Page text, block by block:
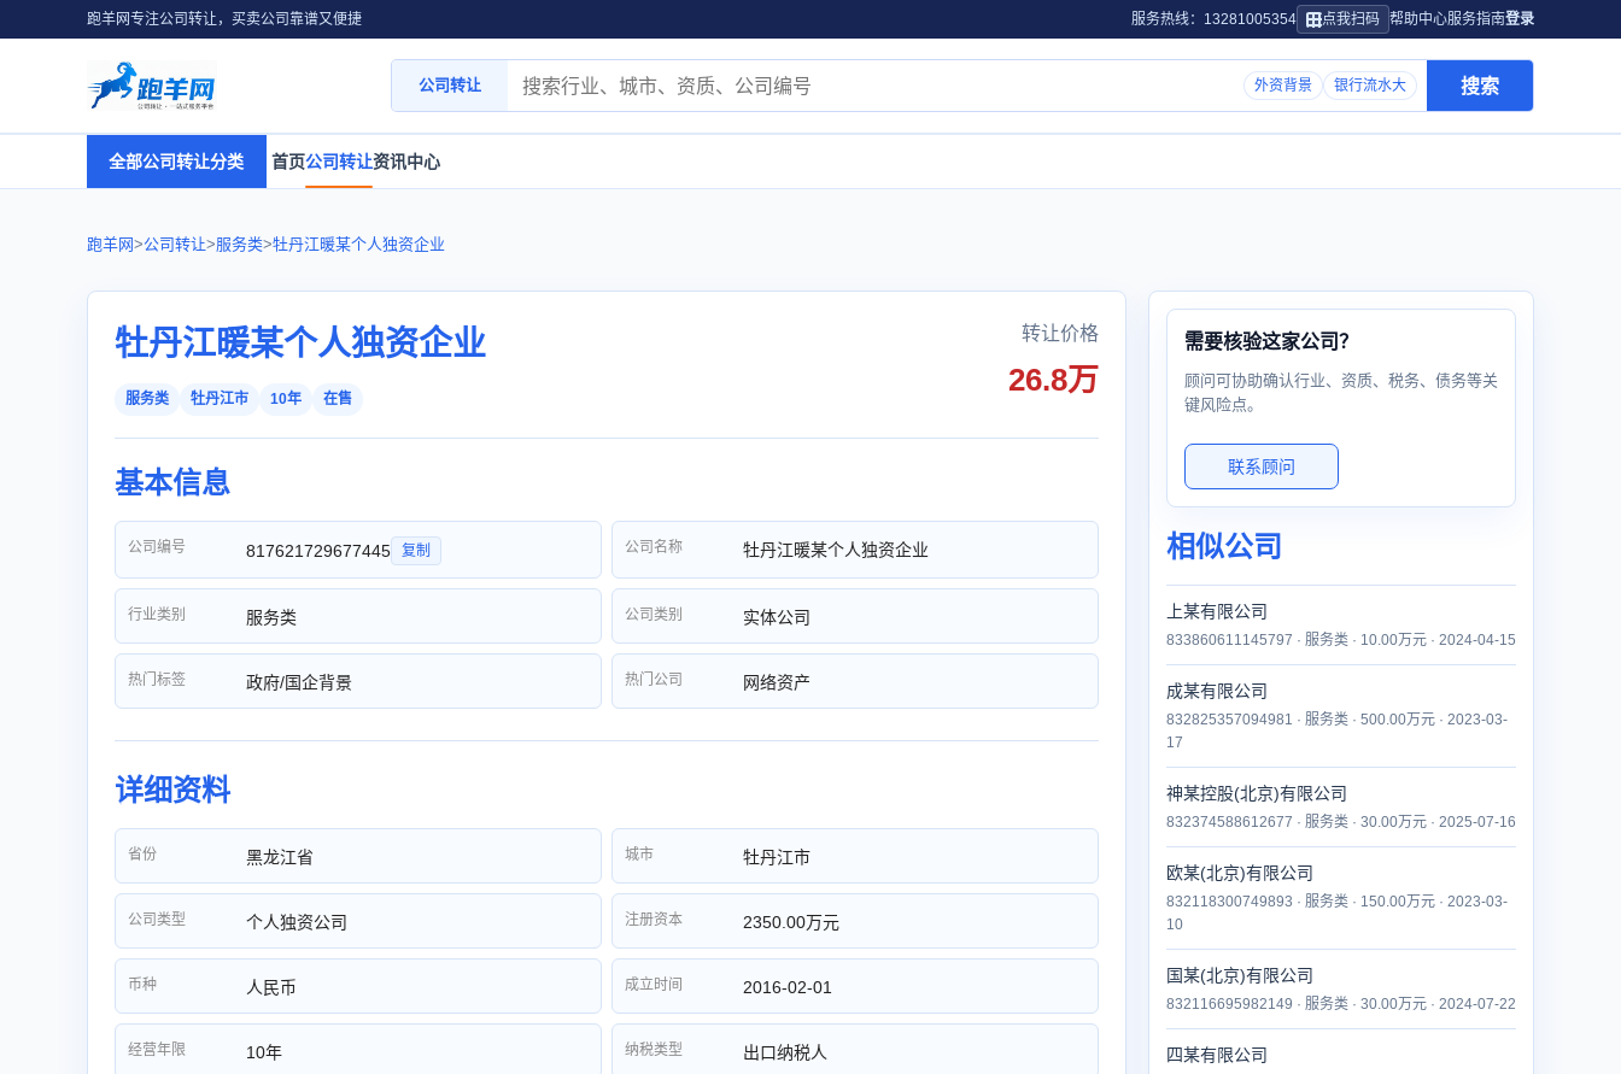
跑羊网专注公司转让，买卖公司靠谱又便捷 服务热线：13281005354 点我扫码 帮助中心服务指南登录
公司转让 外资背景 银行流水大 搜索
全部公司转让分类 首页公司转让资讯中心
跑羊网>公司转让>服务类>牡丹江暖某个人独资企业
牡丹江暖某个人独资企业
服务类 牡丹江市 10年 在售
转让价格
26.8万
基本信息
公司编号 817621729677445 复制 公司名称 牡丹江暖某个人独资企业
行业类别 服务类 公司类别 实体公司
热门标签 政府/国企背景 热门公司 网络资产
详细资料
省份 黑龙江省 城市 牡丹江市
公司类型 个人独资公司 注册资本 2350.00万元
币种 人民币 成立时间 2016-02-01
经营年限 10年 纳税类型 出口纳税人
需要核验这家公司？
顾问可协助确认行业、资质、税务、债务等关
键风险点。
联系顾问
相似公司
上某有限公司
833860611145797 · 服务类 · 10.00万元 · 2024-04-15
成某有限公司
832825357094981 · 服务类 · 500.00万元 · 2023-03-
17
神某控股(北京)有限公司
832374588612677 · 服务类 · 30.00万元 · 2025-07-16
欧某(北京)有限公司
832118300749893 · 服务类 · 150.00万元 · 2023-03-
10
国某(北京)有限公司
832116695982149 · 服务类 · 30.00万元 · 2024-07-22
四某有限公司